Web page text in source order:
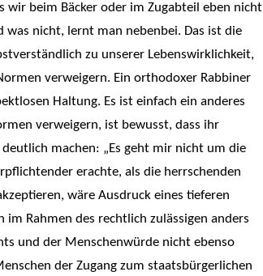
wir beim Bäcker oder im Zugabteil eben nicht
was nicht, lernt man nebenbei. Das ist die
zu unserer Lebenswirklichkeit,
verweigern. Ein orthodoxer Rabbiner
Haltung. Es ist einfach ein anderes
verweigern, ist bewusst, dass ihr
machen: „Es geht mir nicht um die
erachte, als die herrschenden
wäre Ausdruck eines tieferen
im Rahmen des rechtlich zulässigen anders
und der Menschenwürde nicht ebenso
der Zugang zum staatsbürgerlichen